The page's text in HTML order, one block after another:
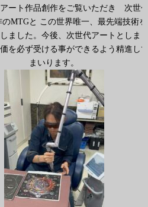
ート作品創作をご覧いただき 次世
MTGと この世界唯一、最先端技術を
ました。今後、次世代アートとしま
を必ず受ける事ができるよう精進し
まいります。